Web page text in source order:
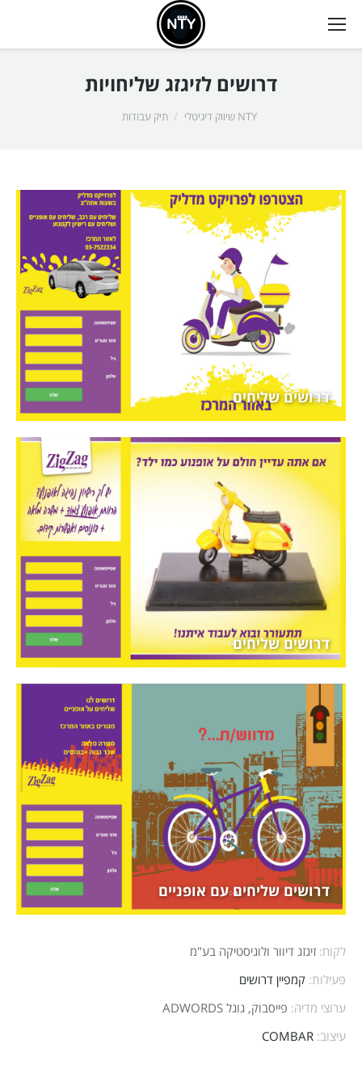
דרושים לזיגזג שליחויות
NTY שיווק דיגיטלי תיק עבודות
דרושים שליחים
דרושים שליחים
דרושים שליחים עם אופניים
לקוח: זיגזג דיוור ולוגיסטיקה בע"מ
פעילות: קמפיין דרושים
ערוצי מדיה: פייסבוק, גוגל ADWORDS
עיצוב: COMBAR